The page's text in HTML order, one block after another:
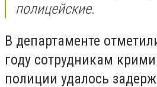
полицейские.
В департаменте
году сотрудникам
полиции удалось